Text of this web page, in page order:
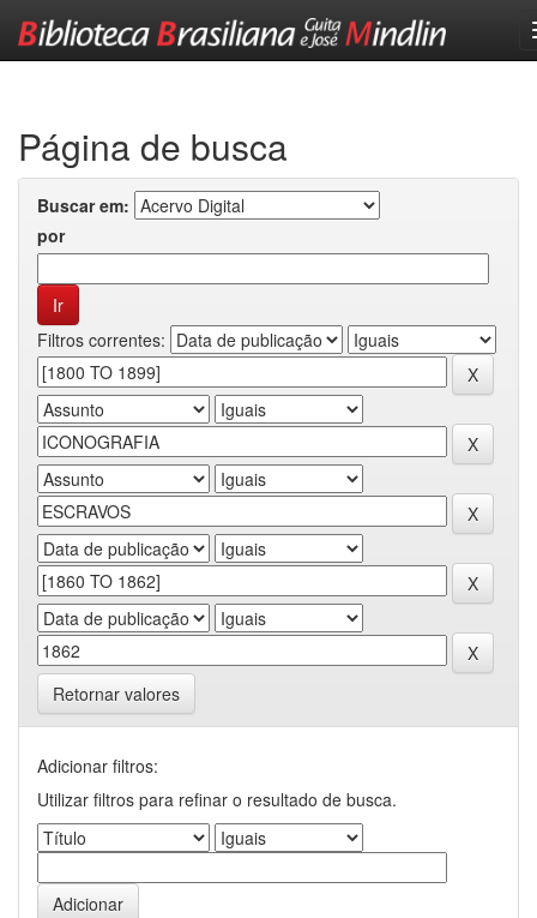
Página de busca
Buscar em:
por
Filtros correntes:
Retornar valores
Adicionar filtros:
Utilizar filtros para refinar o resultado de busca.